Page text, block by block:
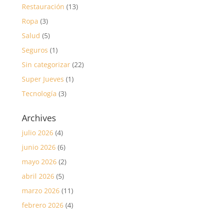
Restauración (13)
Ropa (3)
Salud (5)
Seguros (1)
Sin categorizar(22)
Super Jueves (1)
Tecnología (3)
Archives
julio 2026(4)
junio 2026(6)
mayo 2026(2)
abril 2026(5)
marzo 2026(11)
febrero 2026(4)